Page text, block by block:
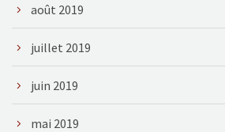
août 2019
juillet 2019
juin 2019
mai 2019